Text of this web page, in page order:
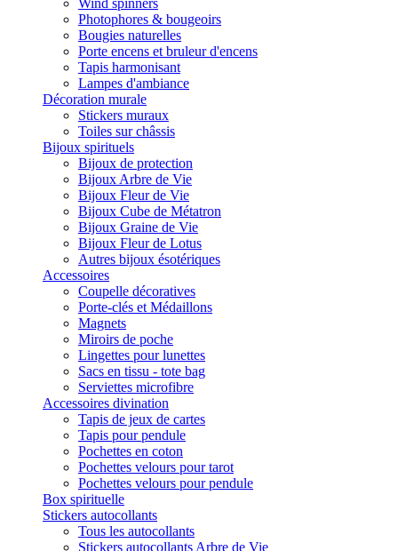
Wind spinners
Photophores & bougeoirs
Bougies naturelles
Porte encens et bruleur d'encens
Tapis harmonisant
Lampes d'ambiance
Décoration murale
Stickers muraux
Toiles sur châssis
Bijoux spirituels
Bijoux de protection
Bijoux Arbre de Vie
Bijoux Fleur de Vie
Bijoux Cube de Métatron
Bijoux Graine de Vie
Bijoux Fleur de Lotus
Autres bijoux ésotériques
Accessoires
Coupelle décoratives
Porte-clés et Médaillons
Magnets
Miroirs de poche
Lingettes pour lunettes
Sacs en tissu - tote bag
Serviettes microfibre
Accessoires divination
Tapis de jeux de cartes
Tapis pour pendule
Pochettes en coton
Pochettes velours pour tarot
Pochettes velours pour pendule
Box spirituelle
Stickers autocollants
Tous les autocollants
Stickers autocollants Arbre de Vie